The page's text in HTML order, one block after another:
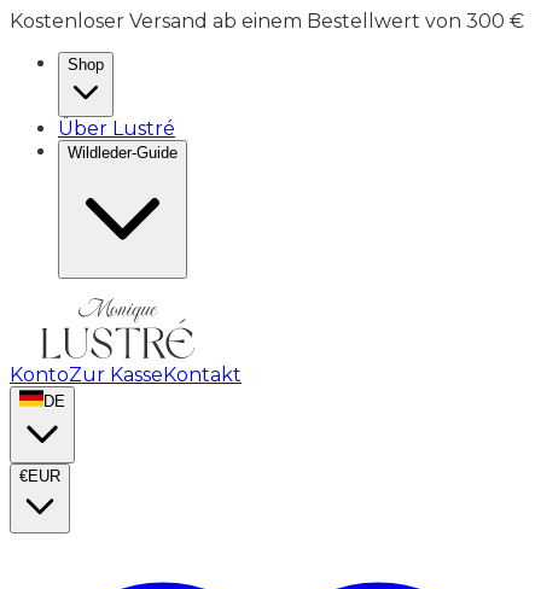
Kostenloser Versand ab einem Bestellwert von 300 €
Shop
Über Lustré
Wildleder-Guide
KontoZur KasseKontakt
DE
€EUR